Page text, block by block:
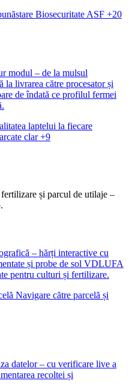
Biosecuritate ASF +20
modul – de la mulsul
livrarea către procesator și
de îndată ce profilul fermei
laptelui la fiecare
clar+9
și parcul de utilaje –
– hărți interactive cu
și probe de sol VDLUFA
pentru culturi și fertilizare.
Navigare către parcelă și
datelor – cu verificare live a
recoltei și